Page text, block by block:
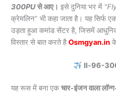
300PUसे आए। इसे दुनिया भर में
क्रेमलिन” भी कहा जाता है। यह सिर्फ
उड़ता हुआ कमांड सेंटर है, जिसमें
विस्तार से बात करते हैOsmgyan.in
Il-96-
यह रूस में बना एकचार-इंजन वाला